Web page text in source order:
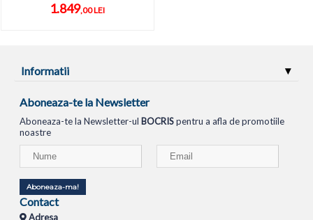
1.849,00 LEI
Informatii
Aboneaza-te la Newsletter
Aboneaza-te la Newsletter-ul BOCRISpentru a afla de promotiile
noastre
Aboneaza-ma!
Contact
Adresa